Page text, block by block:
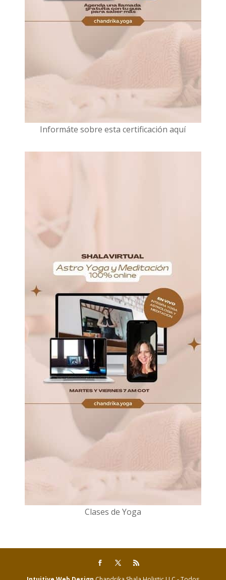
Informáte sobre esta certificación aquí
Clases de Yoga